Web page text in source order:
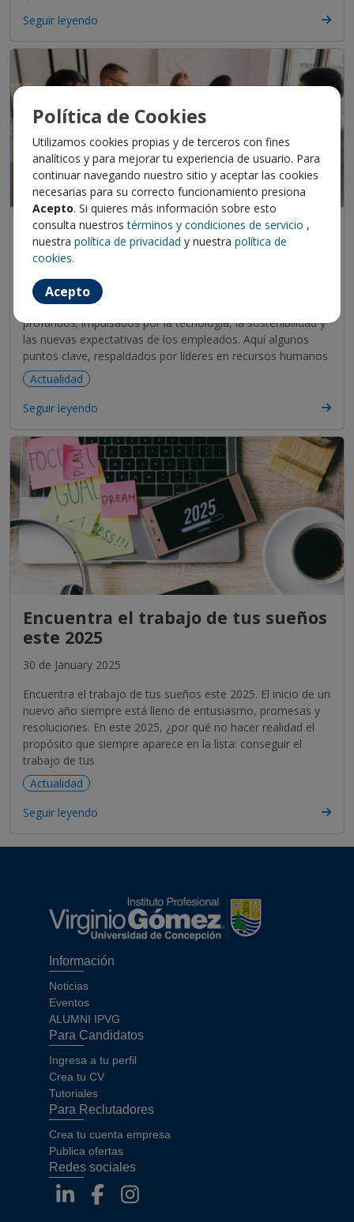
Seguir leyendo
¿Cuáles son las Tendencias
Laborales para 2025?
31 de January 2025
Para 2025, las tendencias laborales anticipan cambios
profundos; impulsados por la tecnología, la sostenibilidad y
las nuevas expectativas de los empleados. Aquí algunos
puntos clave, respaldados por líderes en recursos humanos
Actualidad
Seguir leyendo
Encuentra el trabajo de tus sueños
este 2025
30 de January 2025
Encuentra el trabajo de tus sueños este 2025. El inicio de un
nuevo año siempre está lleno de entusiasmo, promesas y
resoluciones. En este 2025, ¿por qué no hacer realidad el
propósito que siempre aparece en la lista: conseguir el
trabajo de tus
Actualidad
Seguir leyendo
Política de Cookies
Utilizamos cookies propias y de terceros con fines
analíticos y para mejorar tu experiencia de usuario. Para
continuar navegando nuestro sitio y aceptar las cookies
necesarias para su correcto funcionamiento presiona
Acepto. Si quieres más información sobre esto
consulta nuestrostérminos y condiciones de servicio ,
nuestra política de privacidad y nuestra política de
cookies.
Acepto
Información
Noticias
Eventos
ALUMNI IPVG
Para Candidatos
Ingresa a tu perfil
Crea tu CV
Tutoriales
Para Reclutadores
Crea tu cuenta empresa
Publica ofertas
Redes sociales